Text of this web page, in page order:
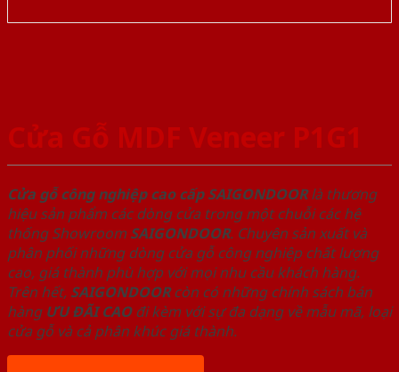
Cửa Gỗ MDF Veneer P1G1
Cửa gỗ công nghiệp cao cấp SAIGONDOORlà thương
hiệu sản phẩm các dòng cửa trong một chuỗi các hệ
thống Showroom SAIGONDOOR. Chuyên sản xuất và
phân phối những dòng cửa gỗ công nghiệp chất lượng
cao, giá thành phù hợp với mọi nhu cầu khách hàng.
Trên hết, SAIGONDOORcòn có những chính sách bán
hàng ƯU ĐÃI CAOđi kèm với sự đa dạng về mẫu mã, loại
cửa gỗ và cả phân khúc giá thành.